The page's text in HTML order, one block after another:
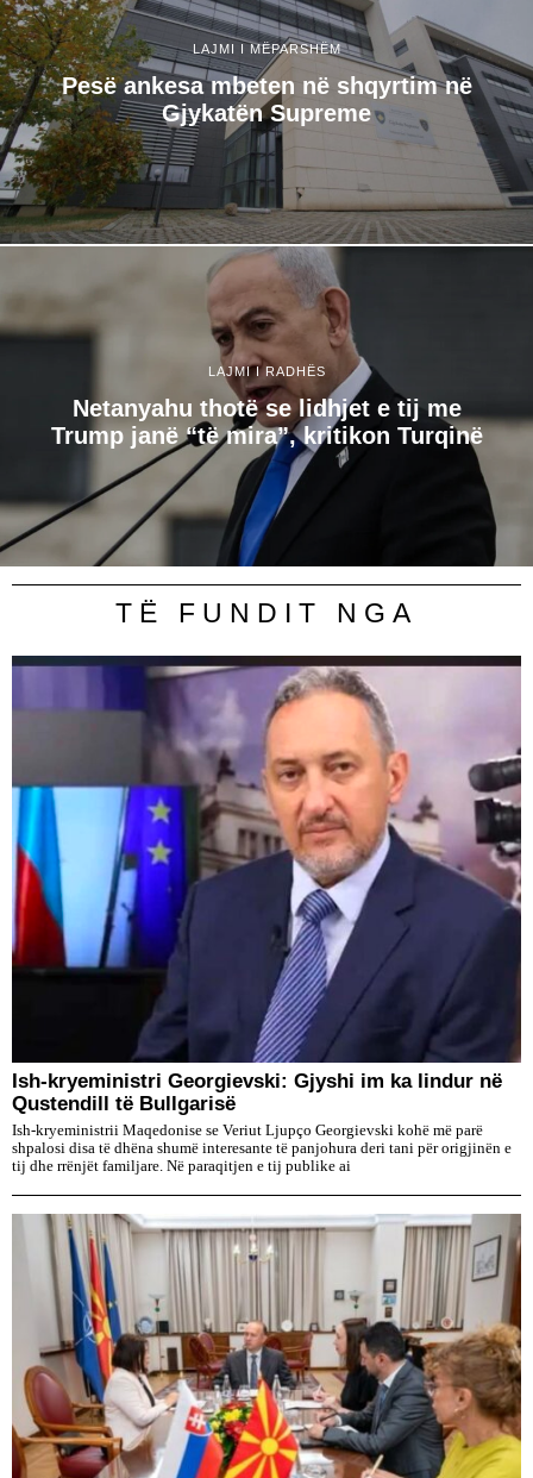
LAJMI I MËPARSHËM
Pesë ankesa mbeten në shqyrtim në
Gjykatën Supreme
LAJMI I RADHËS
Netanyahu thotë se lidhjet e tij me
Trump janë “të mira”, kritikon Turqinë
TË FUNDIT NGA
Ish-kryeministri Georgievski: Gjyshi im ka lindur në
Qustendill të Bullgarisë
Ish-kryeministrii Maqedonise se Veriut Ljupço Georgievski kohë më parë
shpalosi disa të dhëna shumë interesante të panjohura deri tani për origjinën e
tij dhe rrënjët familjare. Në paraqitjen e tij publike ai